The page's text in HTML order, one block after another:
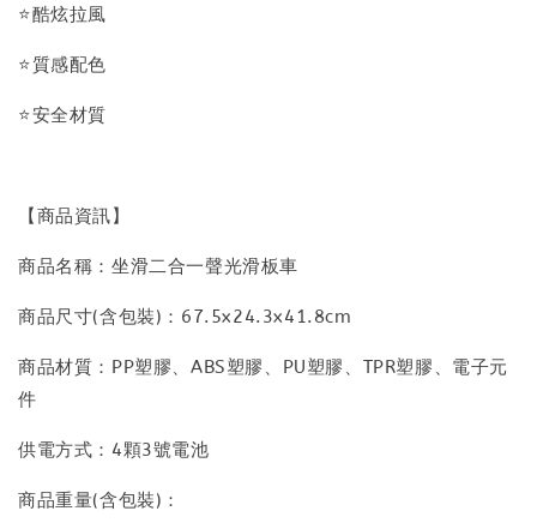
⭐酷炫拉風
⭐質感配色
⭐安全材質
【商品資訊】
商品名稱：坐滑二合一聲光滑板車
商品尺寸(含包裝)：67.5x24.3x41.8cm
商品材質：PP塑膠、ABS塑膠、PU塑膠、TPR塑膠、電子元
件
供電方式：4顆3號電池
商品重量(含包裝)：